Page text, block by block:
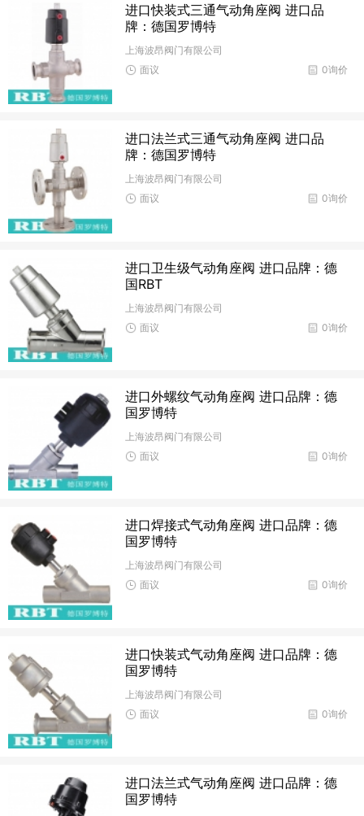
进口快装式三通气动角座阀 进口品
牌：德国罗博特
上海波昂阀门有限公司
0询价
面议
进口法兰式三通气动角座阀 进口品
牌：德国罗博特
上海波昂阀门有限公司
0询价
面议
进口卫生级气动角座阀 进口品牌：德
国RBT
上海波昂阀门有限公司
0询价
面议
进口外螺纹气动角座阀 进口品牌：德
国罗博特
上海波昂阀门有限公司
0询价
面议
进口焊接式气动角座阀 进口品牌：德
国罗博特
上海波昂阀门有限公司
0询价
面议
进口快装式气动角座阀 进口品牌：德
国罗博特
上海波昂阀门有限公司
0询价
面议
进口法兰式气动角座阀 进口品牌：德
国罗博特